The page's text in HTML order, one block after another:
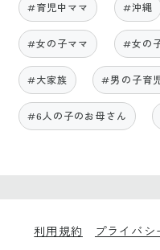
#育児中ママ #沖縄
#女の子ママ #女の
#大家族 #男の子育
#6人の子のお母さん
利用規約 プライバシ